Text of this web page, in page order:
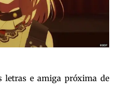
letras e amiga próxima de